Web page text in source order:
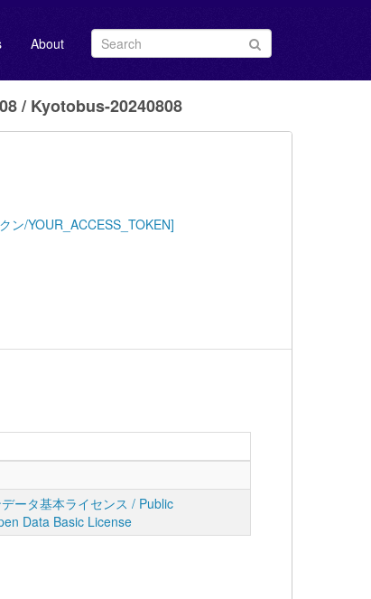
About
/ Kyotobus-20240808
/YOUR_ACCESS_TOKEN]
ータ基本ライセンス / Public
Data Basic License